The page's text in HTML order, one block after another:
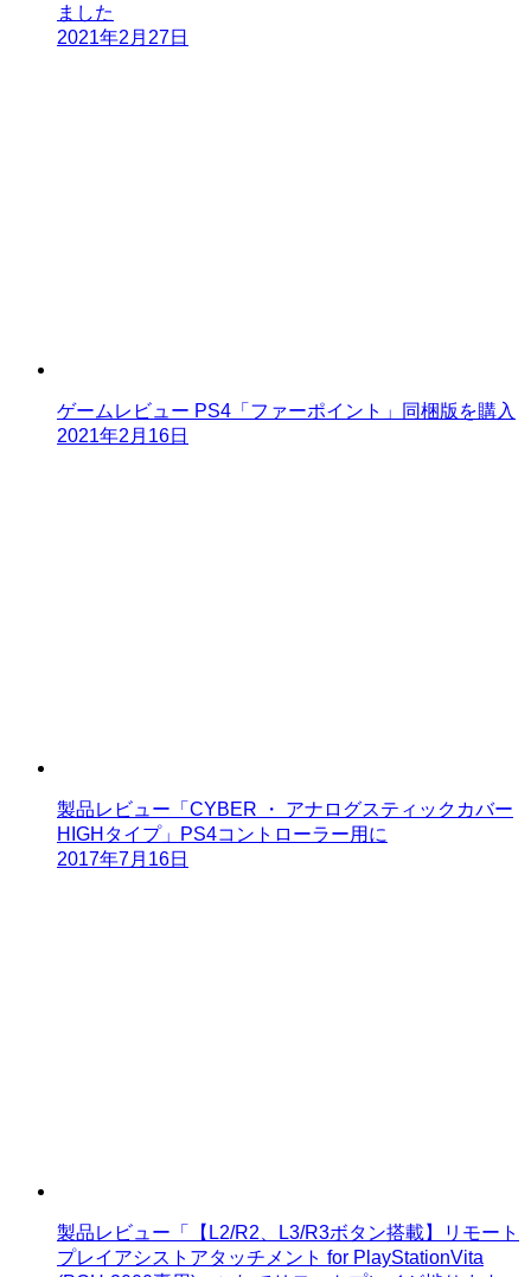
ました
2021年2月27日
ゲームレビュー PS4「ファーポイント」同梱版を購入
2021年2月16日
製品レビュー「CYBER ・ アナログスティックカバー
HIGHタイプ」PS4コントローラー用に
2017年7月16日
製品レビュー「【L2/R2、L3/R3ボタン搭載】リモート
プレイアシストアタッチメント for PlayStationVita